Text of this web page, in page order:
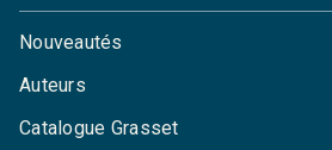
Nouveautés
Auteurs
Catalogue Grasset